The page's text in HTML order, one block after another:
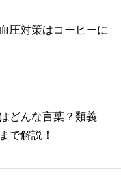
圧対策はコーヒーに
どんな言葉？類義
で解説！